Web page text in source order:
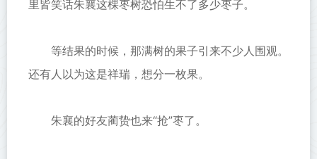
里皆笑话朱襄这棵枣树恐怕生不了多少枣子。
等结果的时候，那满树的果子引来不少人围观。
还有人以为这是祥瑞，想分一枚果。
朱襄的好友蔺贽也来“抢”枣了。